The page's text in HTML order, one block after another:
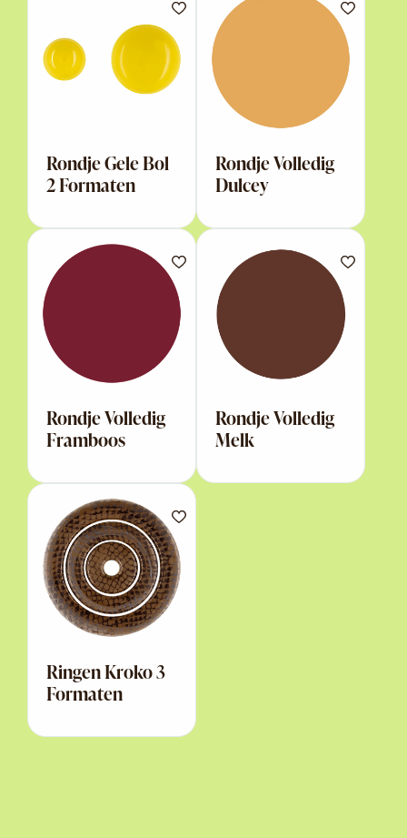
Rondje Gele Bol
2 Formaten
Rondje Volledig
Dulcey
Rondje Volledig
Framboos
Rondje Volledig
Melk
Ringen Kroko 3
Formaten